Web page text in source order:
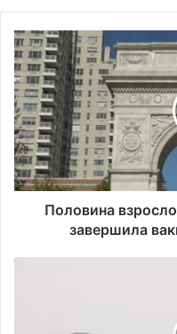
Исследование
самый высокий
автомобилей на
П
о
л
о
в
и
н
а
в
Половина
завершила